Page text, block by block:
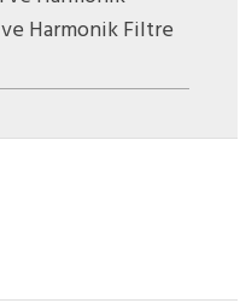
Harmonik Filtre